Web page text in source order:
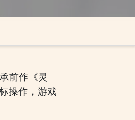
前作《灵
操作，游戏